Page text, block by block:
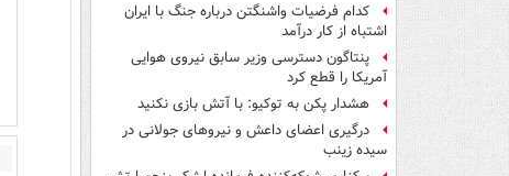
کدام فرضیات واشنگتن درباره جنگ با ایران
اشتباه از کار درآمد
پنتاگون دسترسی وزیر سابق نیروی هوایی
آمریکا را قطع کرد
هشدار پکن به توکیو: با آتش بازی نکنید
درگیری اعضای داعش و نیروهای جولانی در
سیده زینب